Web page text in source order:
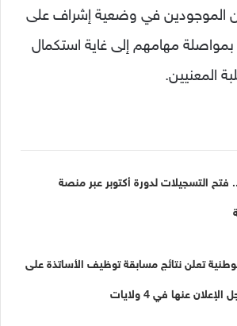
الموجودين في وضعية إشراف على
بمواصلة مهامهم إلى غاية استكمال
المعنيين.
التكوين المهني 2026.. فتح التسجيلات لدورة أكتوبر عبر منصة
تعلن نتائج مسابقة توظيف الأساتذة على
عنها في 4 ولايات